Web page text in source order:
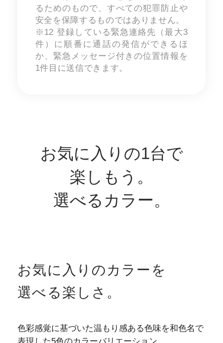
るためのもので、すべての犯罪防止や
安全を保障するものではありません。
※12 登録している緊急連絡先（最大3
件）に順番に通話の発信ができるほ
か、緊急メッセージ付きの位置情報を
1件目に送信できます。
お気に入りの1台で
楽しもう。
選べるカラー。
お気に入りのカラーを
選べる楽しさ。
色彩感覚に基づいた温もり感ある色味を和色名で
表現した5色のカラーバリエーション。